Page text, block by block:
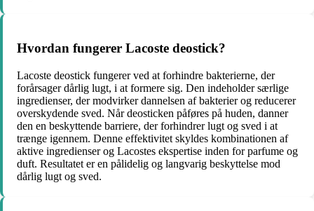
Hvordan fungerer Lacoste deostick?
Lacoste deostick fungerer ved at forhindre bakterierne, der
forårsager dårlig lugt, i at formere sig. Den indeholder særlige
ingredienser, der modvirker dannelsen af ​​bakterier og reducerer
overskydende sved. Når deosticken påføres på huden, danner
den en beskyttende barriere, der forhindrer lugt og sved i at
trænge igennem. Denne effektivitet skyldes kombinationen af ​​
aktive ingredienser og Lacostes ekspertise inden for parfume og
duft. Resultatet er en pålidelig og langvarig beskyttelse mod
dårlig lugt og sved.